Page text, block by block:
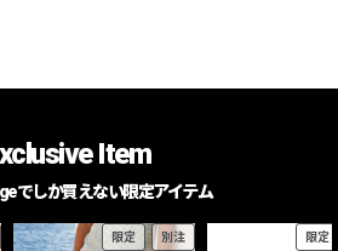
Item
でしか買えない限定アイテム
限定 別注 限定